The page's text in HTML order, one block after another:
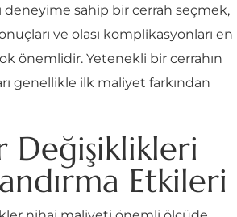
deneyime sahip bir cerrah seçmek,
ve olası komplikasyonları en
önemlidir. Yetenekli bir cerrahın
genellikle ilk maliyet farkından
Değişiklikleri
Etkileri